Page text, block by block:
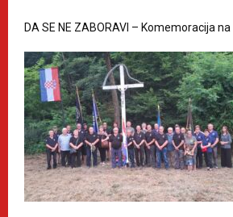
DA SE NE ZABORAVI – Komemoracija na